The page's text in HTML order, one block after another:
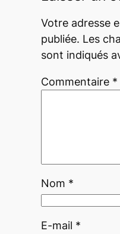
Votre adresse
publiée. Les
sont indiqués
Commentaire *
Nom *
E-mail *